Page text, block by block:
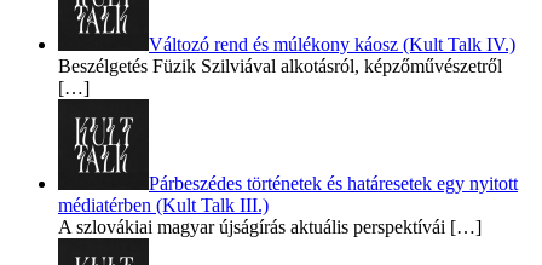
Változó rend és múlékony káosz (Kult Talk IV.)
Beszélgetés Füzik Szilviával alkotásról, képzőművészetről
[…]
Párbeszédes történetek és határesetek egy nyitott
médiatérben (Kult Talk III.)
A szlovákiai magyar újságírás aktuális perspektívái […]